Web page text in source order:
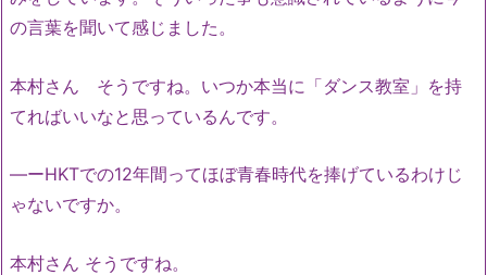
の言葉を聞いて感じました。
本村さん そうですね。いつか本当に「ダンス教室」を持
てればいいなと思っているんです。
―ーHKTでの12年間ってほぼ青春時代を捧げているわけじ
ゃないですか。
本村さん そうですね。